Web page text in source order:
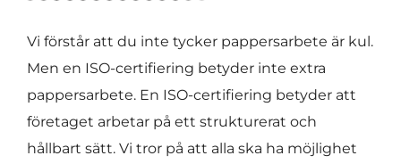
Vi förstår att du inte tycker pappersarbete är kul.
Men en ISO-certifiering betyder inte extra
pappersarbete. En ISO-certifiering betyder att
företaget arbetar på ett strukturerat och
hållbart sätt. Vi tror på att alla ska ha möjlighet